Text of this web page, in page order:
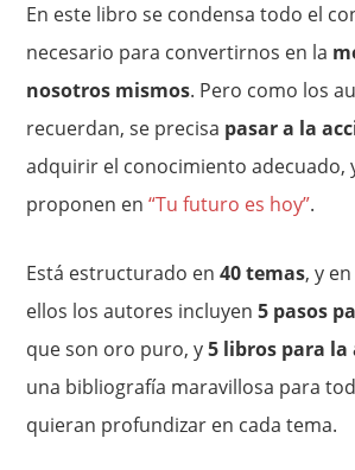
En este libro se condensa todo el
necesario para convertirnos en la
nosotros mismos. Pero como los
recuerdan, se precisa pasar a la
adquirir el conocimiento adecuado,
proponen en“Tu futuro es hoy”.
Está estructurado en40 temas, y
ellos los autores incluyen5 pasos
que son oro puro, y5 libros para la
una bibliografía maravillosa para
quieran profundizar en cada tema.